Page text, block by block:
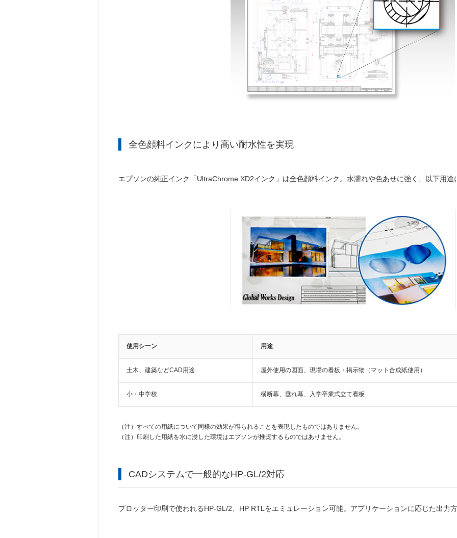
全色顔料インクにより高い耐水性を実現
エプソンの純正インク「UltraChrome XD2インク」は全色顔料インク。水濡れや色あせに強く、以下用途
使用シーン 用途
土木、建築などCAD用途 屋外使用の図面、現場の看板・掲示物（マット合成紙使用）
小・中学校 横断幕、垂れ幕、入学卒業式立て看板
（注） すべての用紙について同様の効果が得られることを表現したものではありません。
（注） 印刷した用紙を水に浸した環境はエプソンが推奨するものではありません。
CADシステムで一般的なHP-GL/2対応
プロッター印刷で使われるHP-GL/2、HP RTLをエミュレーション可能。アプリケーションに応じた出力方